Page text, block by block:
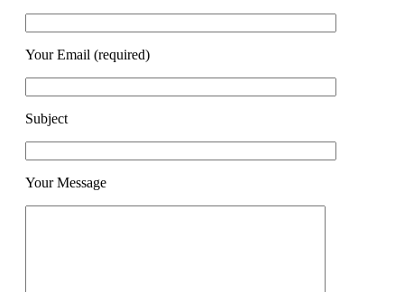
Your Email (required)
Subject
Your Message